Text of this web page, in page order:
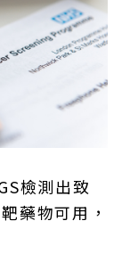
檢測出致
藥物可用，